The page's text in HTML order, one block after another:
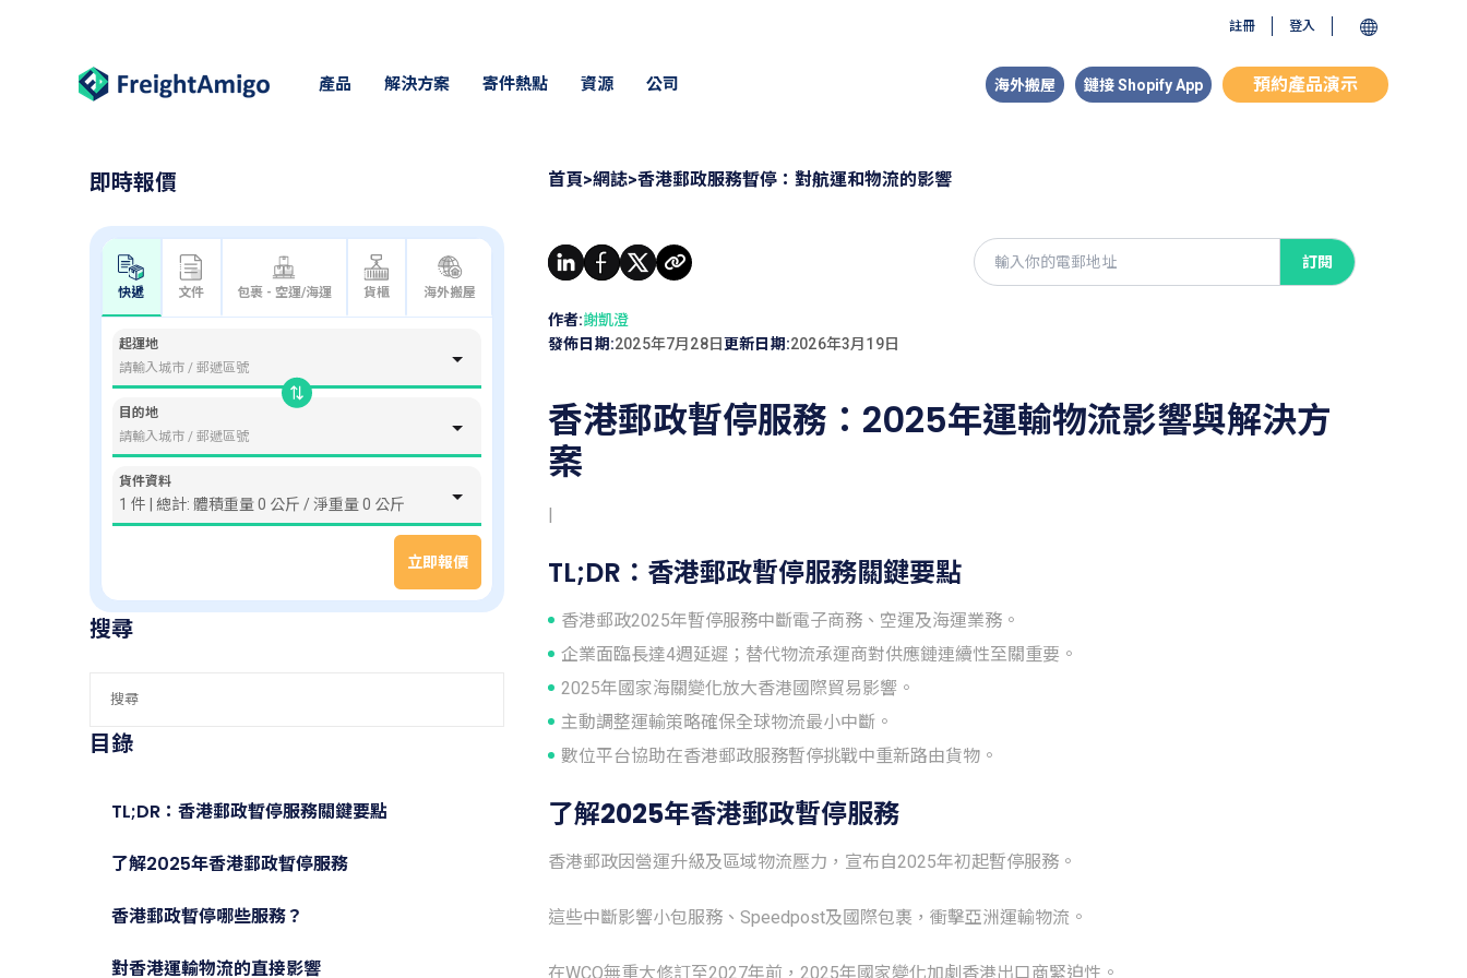
註冊 登入
產品 解決方案 寄件熱點 資源 公司 海外搬屋 鏈接 Shopify App 預約產品演示
即時報價
快遞 文件 包裹 - 空運/海運 貨櫃 海外搬屋
起運地
目的地
貨件資料
立即報價
搜尋
目錄
TL;DR：香港郵政暫停服務關鍵要點
了解2025年香港郵政暫停服務
香港郵政暫停哪些服務？
對香港運輸物流的直接影響
首頁>網誌>香港郵政服務暫停：對航運和物流的影響
訂閱
作者:謝凱澄
發佈日期:2025年7月28日更新日期:2026年3月19日
香港郵政暫停服務：2025年運輸物流影響與解決方
案
|
TL;DR：香港郵政暫停服務關鍵要點
香港郵政2025年暫停服務中斷電子商務、空運及海運業務。
企業面臨長達4週延遲；替代物流承運商對供應鏈連續性至關重要。
2025年國家海關變化放大香港國際貿易影響。
主動調整運輸策略確保全球物流最小中斷。
數位平台協助在香港郵政服務暫停挑戰中重新路由貨物。
了解2025年香港郵政暫停服務
香港郵政因營運升級及區域物流壓力，宣布自2025年初起暫停服務。
這些中斷影響小包服務、Speedpost及國際包裹，衝擊亞洲運輸物流。
在WCO無重大修訂至2027年前，2025年國家變化加劇香港出口商緊迫性。